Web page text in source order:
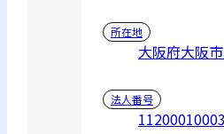
所在地
大阪府大阪
法人番号